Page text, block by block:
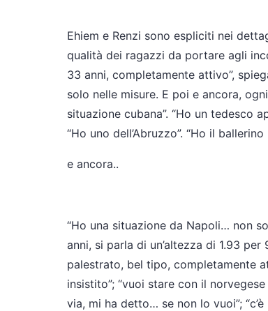
Ehiem e Renzi sono espliciti nei
qualità dei ragazzi da portare agli
33 anni, completamente attivo”,
solo nelle misure. E poi e ancora,
situazione cubana”. “Ho un tedesco
“Ho uno dell’Abruzzo”. “Ho il ballerino
e ancora..
“Ho una situazione da Napoli… non
anni, si parla di un’altezza di 1.93
palestrato, bel tipo, completamente
insistito”; “vuoi stare con il
via, mi ha detto… se non lo vuoi”;